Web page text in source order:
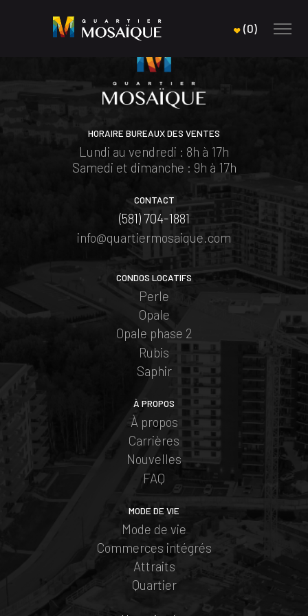
(0)
HORAIRE BUREAUX DES VENTES
Lundi au vendredi : 8h à 17h
Samedi et dimanche : 9h à 17h
CONTACT
(581) 704-1881
info@quartiermosaique.com
CONDOS LOCATIFS
Perle
Opale
Opale phase 2
Rubis
Saphir
À PROPOS
À propos
Carrières
Nouvelles
FAQ
MODE DE VIE
Mode de vie
Commerces intégrés
Attraits
Quartier